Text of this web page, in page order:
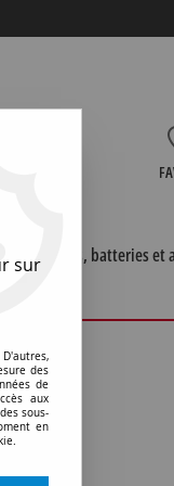
Piles, batteries
sur
des
de
aux
sous-
en